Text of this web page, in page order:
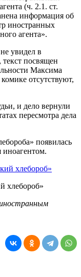
(ч. 2.1. ст.
информация об
иностранных
агента».
увидел в
посвящен
Максима
отсутствуют,
и дело вернули
пересмотра дела
появилась
хлебороб»